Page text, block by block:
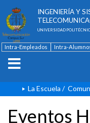
INGENIERÍA Y
UNIVERSIDAD
Intra-Empleados Intra-
La Escuela /
Eventos